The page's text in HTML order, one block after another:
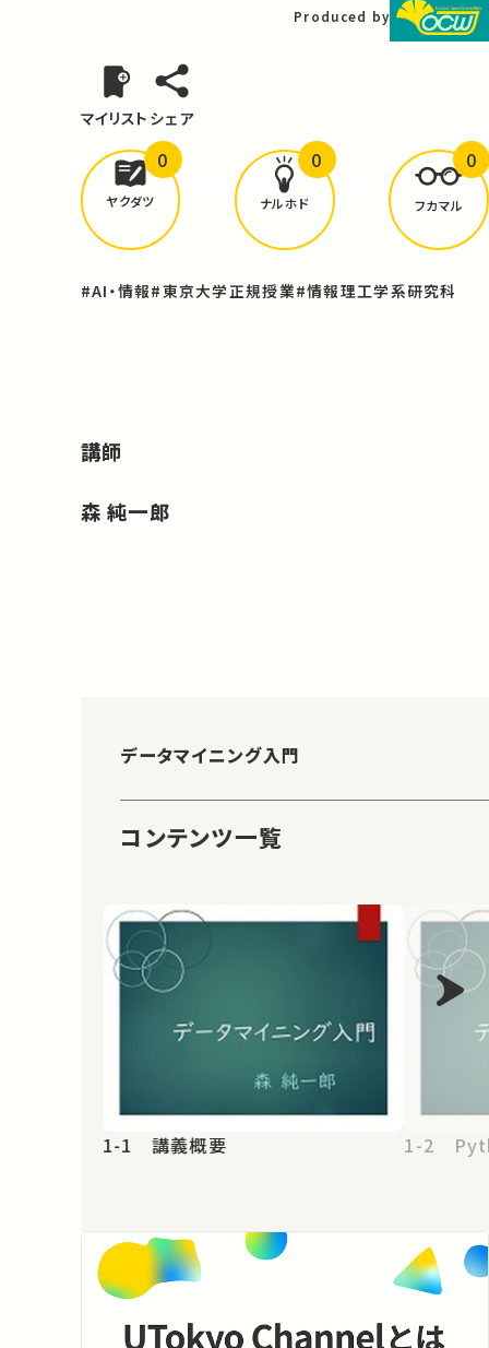
Produced by
マイリスト シェア
どんな学びがありましたか？
ヤクダツ
0
ナルホド
0
フカマル
0
#AI・情報#東京大学正規授業#情報理工学系研究科
講師
森 純一郎
データマイニング入門
コンテンツ一覧
1-1 講義概要 1-2